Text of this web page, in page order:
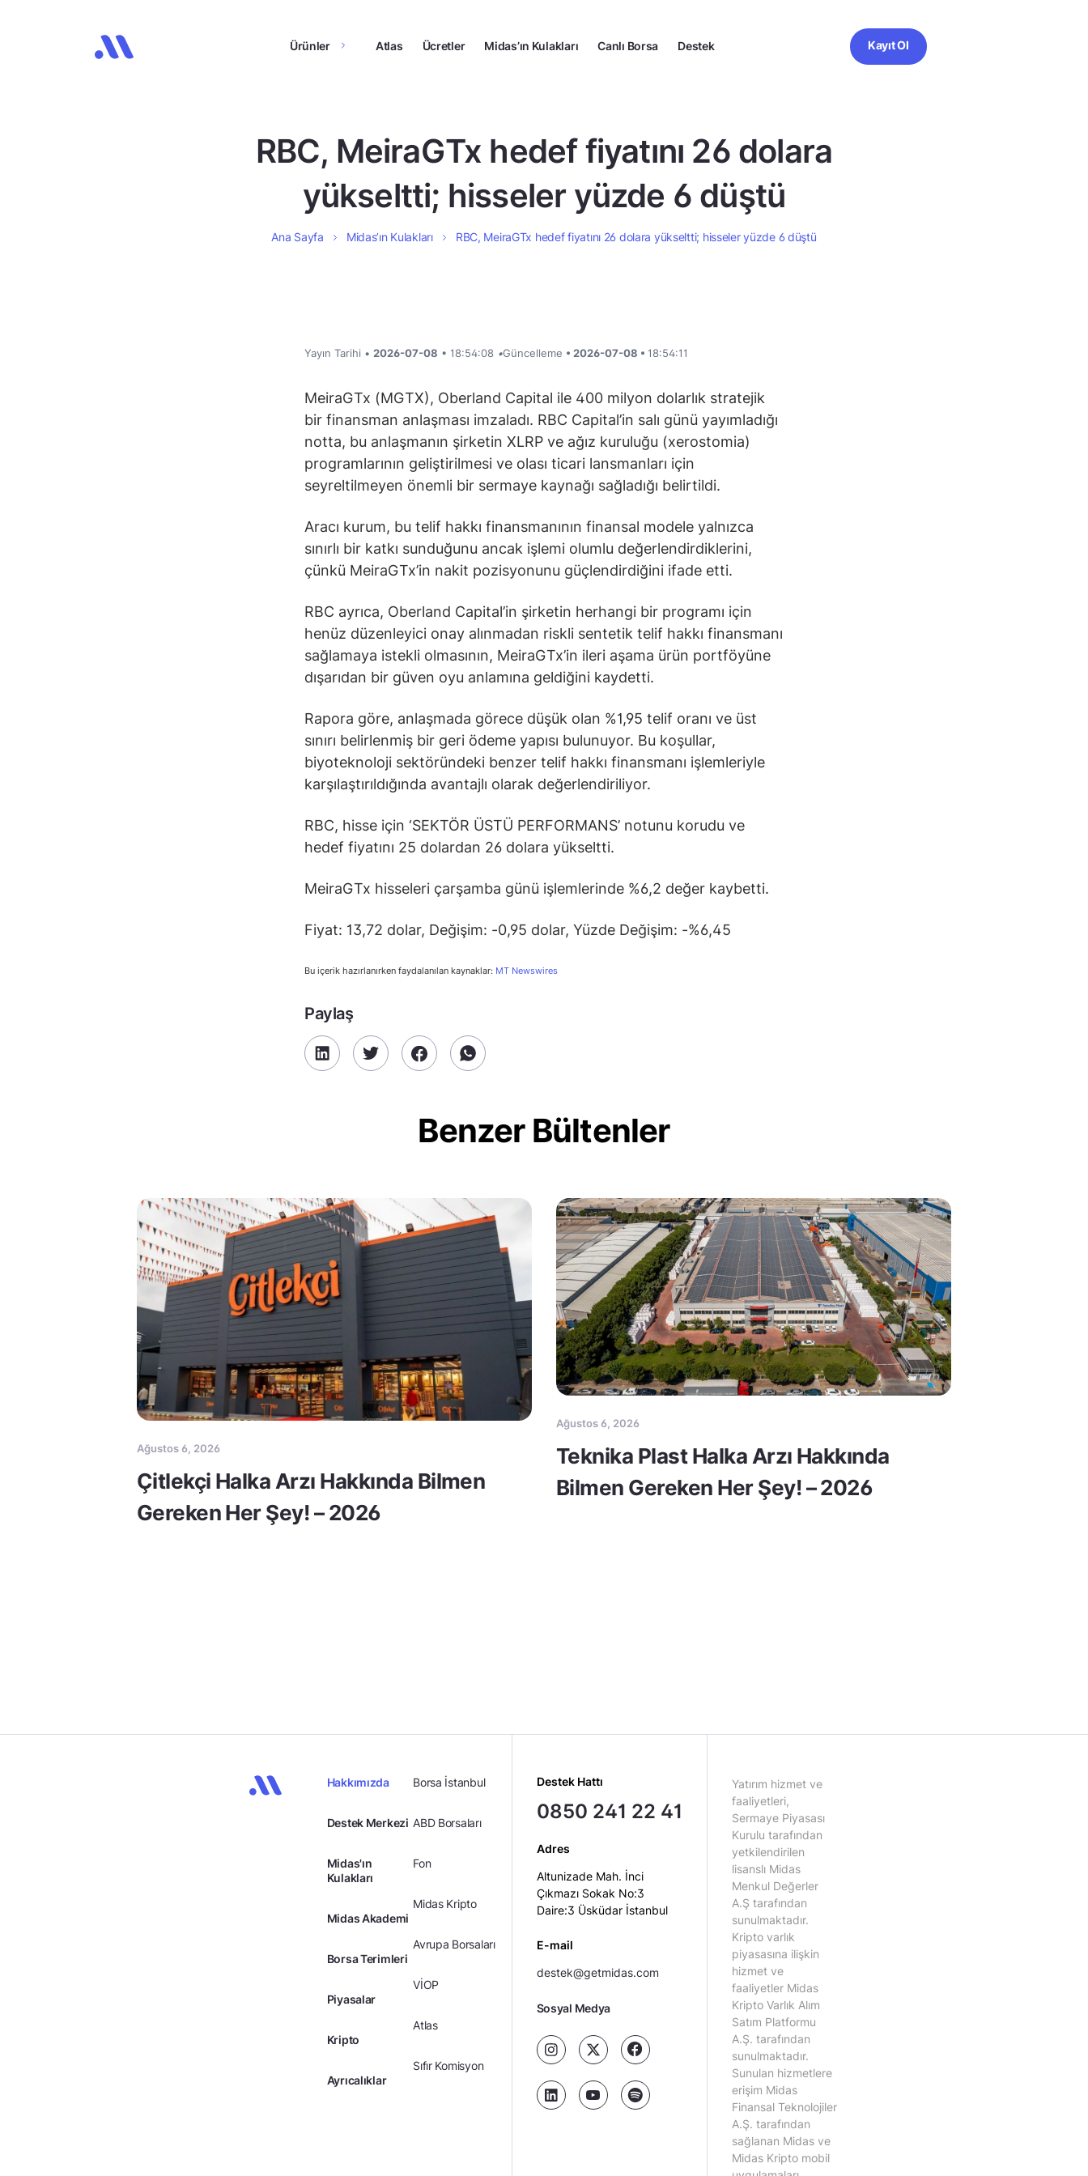
Ürünler Atlas Ücretler Midas’ın Kulakları Canlı Borsa Destek Kayıt Ol
RBC, MeiraGTx hedef fiyatını 26 dolara
yükseltti; hisseler yüzde 6 düştü
Ana Sayfa Midas’ın Kulakları RBC, MeiraGTx hedef fiyatını 26 dolara yükseltti; hisseler yüzde 6 düştü
Yayın Tarihi • 2026-07-08 • 18:54:08 •Güncelleme • 2026-07-08 • 18:54:11
MeiraGTx (MGTX), Oberland Capital ile 400 milyon dolarlık stratejik
bir finansman anlaşması imzaladı. RBC Capital’in salı günü yayımladığı
notta, bu anlaşmanın şirketin XLRP ve ağız kuruluğu (xerostomia)
programlarının geliştirilmesi ve olası ticari lansmanları için
seyreltilmeyen önemli bir sermaye kaynağı sağladığı belirtildi.
Aracı kurum, bu telif hakkı finansmanının finansal modele yalnızca
sınırlı bir katkı sunduğunu ancak işlemi olumlu değerlendirdiklerini,
çünkü MeiraGTx’in nakit pozisyonunu güçlendirdiğini ifade etti.
RBC ayrıca, Oberland Capital’in şirketin herhangi bir programı için
henüz düzenleyici onay alınmadan riskli sentetik telif hakkı finansmanı
sağlamaya istekli olmasının, MeiraGTx’in ileri aşama ürün portföyüne
dışarıdan bir güven oyu anlamına geldiğini kaydetti.
Rapora göre, anlaşmada görece düşük olan %1,95 telif oranı ve üst
sınırı belirlenmiş bir geri ödeme yapısı bulunuyor. Bu koşullar,
biyoteknoloji sektöründeki benzer telif hakkı finansmanı işlemleriyle
karşılaştırıldığında avantajlı olarak değerlendiriliyor.
RBC, hisse için ‘SEKTÖR ÜSTÜ PERFORMANS’ notunu korudu ve
hedef fiyatını 25 dolardan 26 dolara yükseltti.
MeiraGTx hisseleri çarşamba günü işlemlerinde %6,2 değer kaybetti.
Fiyat: 13,72 dolar, Değişim: -0,95 dolar, Yüzde Değişim: -%6,45
Bu içerik hazırlanırken faydalanılan kaynaklar: MT Newswires
Paylaş
Benzer Bültenler
Ağustos 6, 2026
Çitlekçi Halka Arzı Hakkında Bilmen
Gereken Her Şey! – 2026
Ağustos 6, 2026
Teknika Plast Halka Arzı Hakkında
Bilmen Gereken Her Şey! – 2026
Hakkımızda
Destek Merkezi
Midas'ın
Kulakları
Midas Akademi
Borsa Terimleri
Piyasalar
Kripto
Ayrıcalıklar
Borsa İstanbul
ABD Borsaları
Fon
Midas Kripto
Avrupa Borsaları
VİOP
Atlas
Sıfır Komisyon
Destek Hattı
0850 241 22 41
Adres
Altunizade Mah. İnci
Çıkmazı Sokak No:3
Daire:3 Üsküdar İstanbul
E-mail
destek@getmidas.com
Sosyal Medya
Yatırım hizmet ve
faaliyetleri,
Sermaye Piyasası
Kurulu tarafından
yetkilendirilen
lisanslı Midas
Menkul Değerler
A.Ş tarafından
sunulmaktadır.
Kripto varlık
piyasasına ilişkin
hizmet ve
faaliyetler Midas
Kripto Varlık Alım
Satım Platformu
A.Ş. tarafından
sunulmaktadır.
Sunulan hizmetlere
erişim Midas
Finansal Teknolojiler
A.Ş. tarafından
sağlanan Midas ve
Midas Kripto mobil